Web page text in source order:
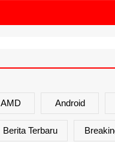
AMD Android
Berita Terbaru